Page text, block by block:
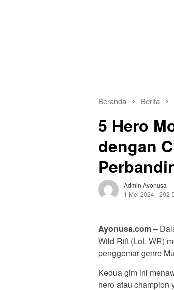
Beranda Berita
5 Hero
dengan
Admin Ayonusa
1 Mei 2024 292
Ayonusa.com –
Wild Rift (LoL WR)
penggemar genre
Kedua gim ini
hero atau champion